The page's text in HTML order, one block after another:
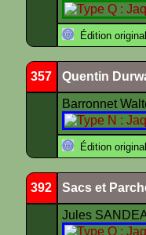
Édition
357 Quentin
Barronnet
Édition
392 Sacs et
Jules